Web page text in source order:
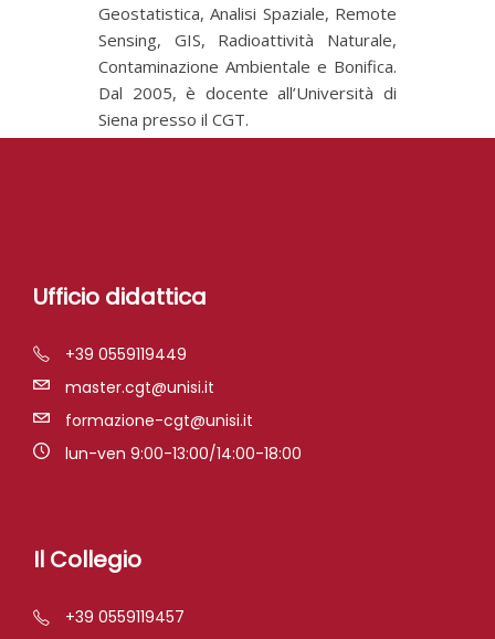
Geostatistica, Analisi Spaziale, Remote
Sensing, GIS, Radioattività Naturale,
Contaminazione Ambientale e Bonifica.
Dal 2005, è docente all’Università di
Siena presso il CGT.
Ufficio didattica
+39 0559119449
master.cgt@unisi.it
formazione-cgt@unisi.it
lun-ven 9:00-13:00/14:00-18:00
Il Collegio
+39 0559119457